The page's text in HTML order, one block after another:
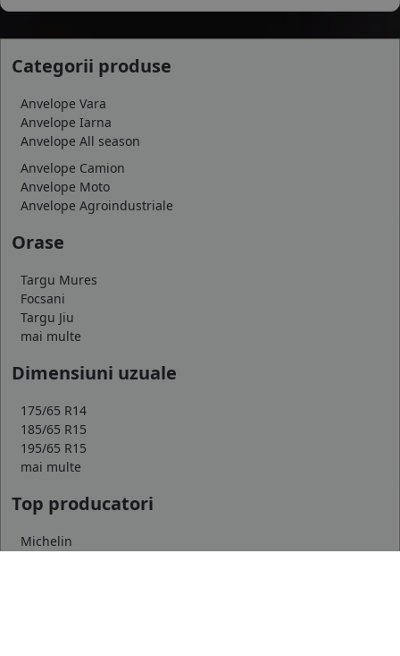
Categorii produse
Anvelope Vara
Anvelope Iarna
Anvelope All season
Anvelope Camion
Anvelope Moto
Anvelope Agroindustriale
Orase
Targu Mures
Focsani
Targu Jiu
mai multe
Dimensiuni uzuale
175/65 R14
185/65 R15
195/65 R15
mai multe
Top producatori
Michelin